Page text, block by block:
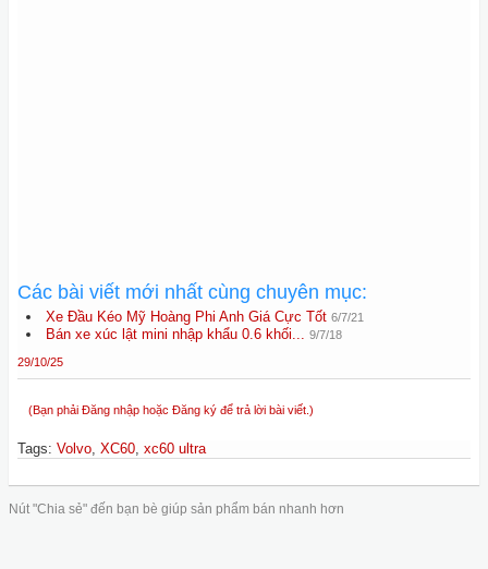
Các bài viết mới nhất cùng chuyên mục:
Xe Đầu Kéo Mỹ Hoàng Phi Anh Giá Cực Tốt 6/7/21
Bán xe xúc lật mini nhập khẩu 0.6 khối... 9/7/18
29/10/25
(Bạn phải Đăng nhập hoặc Đăng ký để trả lời bài viết.)
Tags: Volvo, XC60, xc60 ultra
Nút "Chia sẻ" đến bạn bè giúp sản phẩm bán nhanh hơn